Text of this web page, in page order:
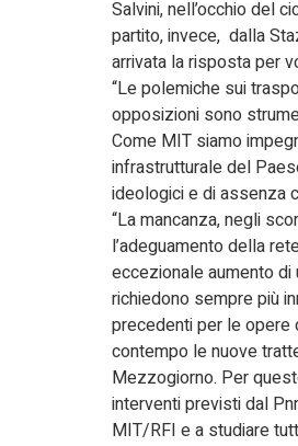
Salvini, nell’occhio del
partito, invece, dalla
arrivata la risposta per
“Le polemiche sui
opposizioni sono
Come MIT siamo
infrastrutturale del
ideologici e di assenza
“La mancanza, negli
l’adeguamento della
eccezionale aumento
richiedono sempre più
precedenti per le opere
contempo le nuove
Mezzogiorno. Per
interventi previsti dal
MIT/RFI e a studiare